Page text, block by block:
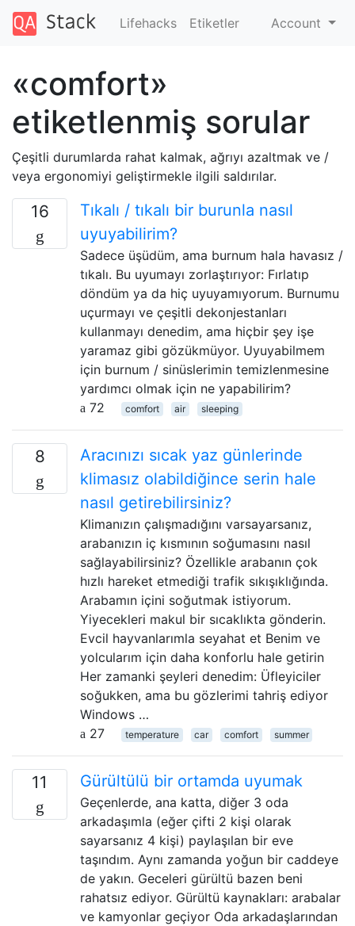
Lifehacks Etiketler Account
«comfort»
etiketlenmiş sorular
Çeşitli durumlarda rahat kalmak, ağrıyı azaltmak ve /
veya ergonomiyi geliştirmekle ilgili saldırılar.
16
Tıkalı / tıkalı bir burunla nasıl
uyuyabilirim?
Sadece üşüdüm, ama burnum hala havasız /
tıkalı. Bu uyumayı zorlaştırıyor: Fırlatıp
döndüm ya da hiç uyuyamıyorum. Burnumu
uçurmayı ve çeşitli dekonjestanları
kullanmayı denedim, ama hiçbir şey işe
yaramaz gibi gözükmüyor. Uyuyabilmem
için burnum / sinüslerimin temizlenmesine
yardımcı olmak için ne yapabilirim?
72
comfort air sleeping
8
Aracınızı sıcak yaz günlerinde
klimasız olabildiğince serin hale
nasıl getirebilirsiniz?
Klimanızın çalışmadığını varsayarsanız,
arabanızın iç kısmının soğumasını nasıl
sağlayabilirsiniz? Özellikle arabanın çok
hızlı hareket etmediği trafik sıkışıklığında.
Arabamın içini soğutmak istiyorum.
Yiyecekleri makul bir sıcaklıkta gönderin.
Evcil hayvanlarımla seyahat et Benim ve
yolcularım için daha konforlu hale getirin
Her zamanki şeyleri denedim: Üfleyiciler
soğukken, ama bu gözlerimi tahriş ediyor
Windows …
27
temperature car comfort summer
11 Gürültülü bir ortamda uyumak
Geçenlerde, ana katta, diğer 3 oda
arkadaşımla (eğer çifti 2 kişi olarak
sayarsanız 4 kişi) paylaşılan bir eve
taşındım. Aynı zamanda yoğun bir caddeye
de yakın. Geceleri gürültü bazen beni
rahatsız ediyor. Gürültü kaynakları: arabalar
ve kamyonlar geçiyor Oda arkadaşlarından